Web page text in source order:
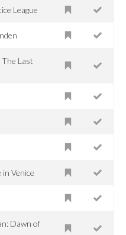
League
Last
Venice
Dawn of